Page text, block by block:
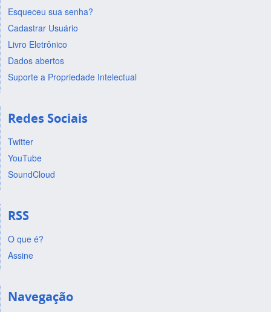
Esqueceu sua senha?
Cadastrar Usuário
Livro Eletrônico
Dados abertos
Suporte a Propriedade Intelectual
Redes Sociais
Twitter
YouTube
SoundCloud
RSS
O que é?
Assine
Navegação